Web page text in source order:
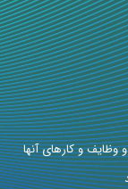
وظایف و کارهای آنها